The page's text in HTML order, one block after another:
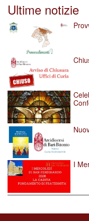
Ultime notizie
I